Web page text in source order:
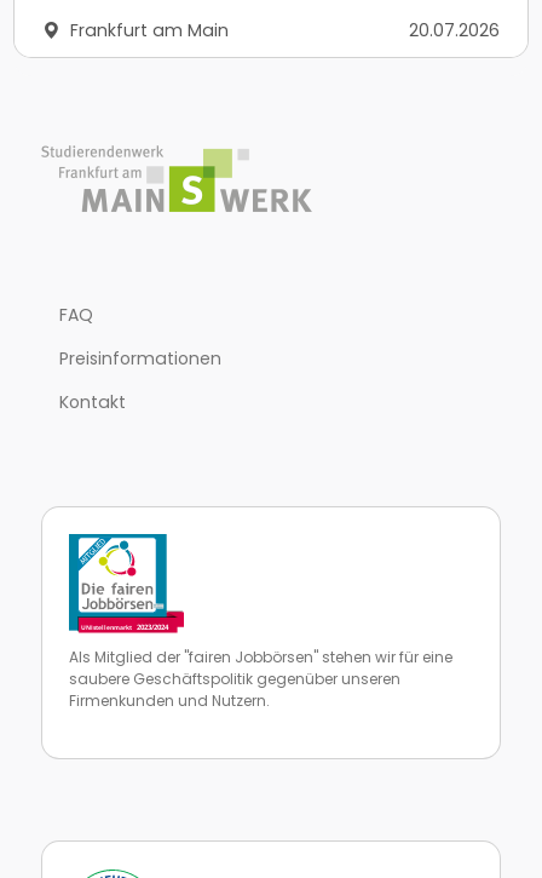
Frankfurt am Main 20.07.2026
FAQ
Preisinformationen
Kontakt
Als Mitglied der "fairen Jobbörsen" stehen wir für eine
saubere Geschäftspolitik gegenüber unseren
Firmenkunden und Nutzern.